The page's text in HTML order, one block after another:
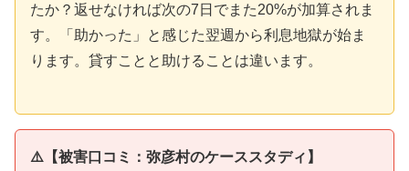
たか？返せなければ次の7日でまた20%が加算されま
す。「助かった」と感じた翌週から利息地獄が始ま
ります。貸すことと助けることは違います。
⚠️【被害口コミ：弥彦村のケーススタディ】